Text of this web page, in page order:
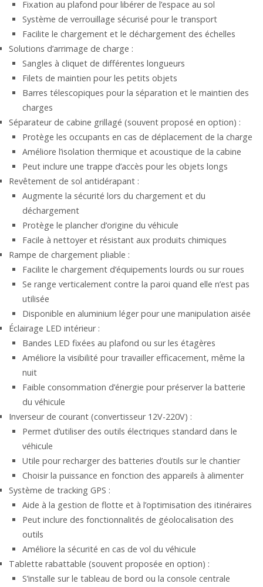
Fixation au plafond pour libérer de l’espace au sol
Système de verrouillage sécurisé pour le transport
Facilite le chargement et le déchargement des échelles
Solutions d’arrimage de charge :
Sangles à cliquet de différentes longueurs
Filets de maintien pour les petits objets
Barres télescopiques pour la séparation et le maintien des
charges
Séparateur de cabine grillagé (souvent proposé en option) :
Protège les occupants en cas de déplacement de la charge
Améliore l’isolation thermique et acoustique de la cabine
Peut inclure une trappe d’accès pour les objets longs
Revêtement de sol antidérapant :
Augmente la sécurité lors du chargement et du
déchargement
Protège le plancher d’origine du véhicule
Facile à nettoyer et résistant aux produits chimiques
Rampe de chargement pliable :
Facilite le chargement d’équipements lourds ou sur roues
Se range verticalement contre la paroi quand elle n’est pas
utilisée
Disponible en aluminium léger pour une manipulation aisée
Éclairage LED intérieur :
Bandes LED fixées au plafond ou sur les étagères
Améliore la visibilité pour travailler efficacement, même la
nuit
Faible consommation d’énergie pour préserver la batterie
du véhicule
Inverseur de courant (convertisseur 12V-220V) :
Permet d’utiliser des outils électriques standard dans le
véhicule
Utile pour recharger des batteries d’outils sur le chantier
Choisir la puissance en fonction des appareils à alimenter
Système de tracking GPS :
Aide à la gestion de flotte et à l’optimisation des itinéraires
Peut inclure des fonctionnalités de géolocalisation des
outils
Améliore la sécurité en cas de vol du véhicule
Tablette rabattable (souvent proposée en option) :
S’installe sur le tableau de bord ou la console centrale